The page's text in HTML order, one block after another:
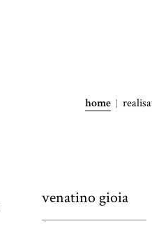
home
venatino gioia